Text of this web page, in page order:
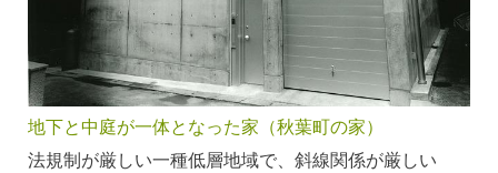
地下と中庭が一体となった家（秋葉町の家）
法規制が厳しい一種低層地域で、斜線関係が厳しい